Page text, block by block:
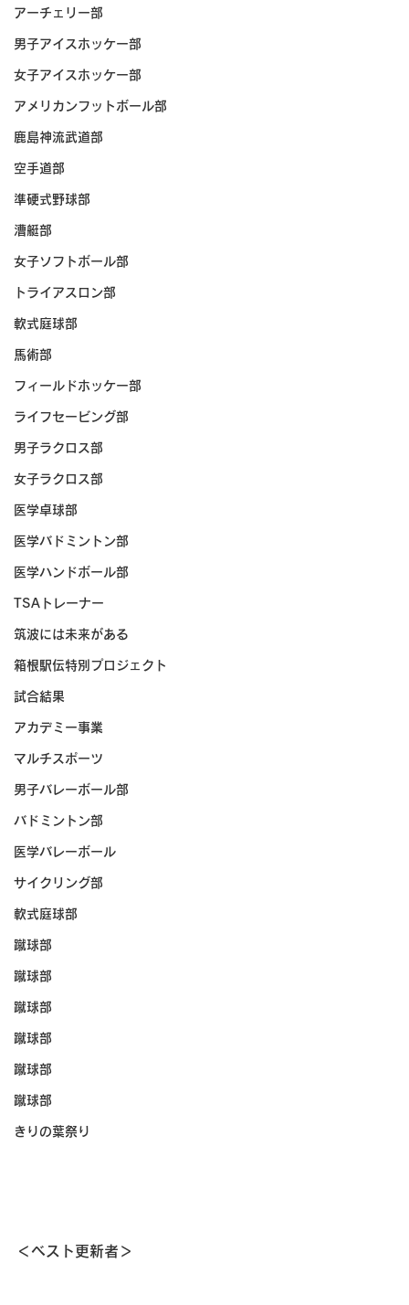
アーチェリー部
男子アイスホッケー部
女子アイスホッケー部
アメリカンフットボール部
鹿島神流武道部
空手道部
準硬式野球部
漕艇部
女子ソフトボール部
トライアスロン部
軟式庭球部
馬術部
フィールドホッケー部
ライフセービング部
男子ラクロス部
女子ラクロス部
医学卓球部
医学バドミントン部
医学ハンドボール部
TSAトレーナー
筑波には未来がある
箱根駅伝特別プロジェクト
試合結果
アカデミー事業
マルチスポーツ
男子バレーボール部
バドミントン部
医学バレーボール
サイクリング部
軟式庭球部
蹴球部
蹴球部
蹴球部
蹴球部
蹴球部
蹴球部
きりの葉祭り
＜ベスト更新者＞